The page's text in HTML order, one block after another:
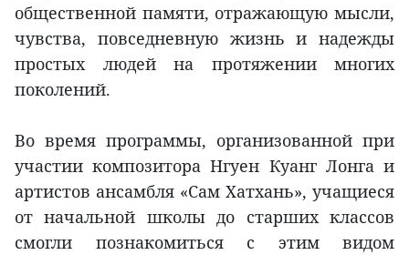
общественной памяти, отражающую мысли,
чувства, повседневную жизнь и надежды
простых людей на протяжении многих
поколений.
Во время программы, организованной при
участии композитора Нгуен Куанг Лонга и
артистов ансамбля «Сам Хатхань», учащиеся
от начальной школы до старших классов
смогли познакомиться с этим видом